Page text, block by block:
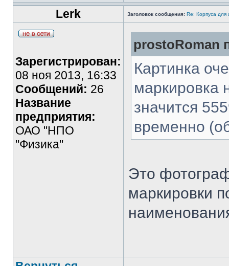
Lerk
Заголовок сообщения: Re: Корпуса для
Зарегистрирован:
08 ноя 2013, 16:33
Сообщений: 26
Название
предприятия:
ОАО "НПО
"Физика"
prostoRoman
Картинка
маркировка
значится
временно
Это
маркировки